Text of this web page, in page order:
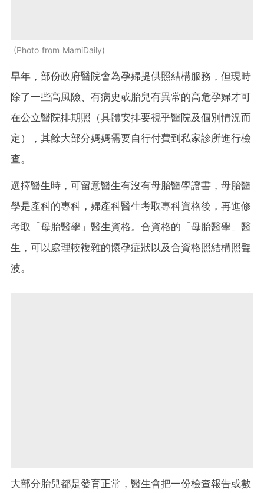
Photo from MamiDaily
早年，部份政府醫院會為孕婦提供照結構服務，但現時
除了一些高風險、有病史或胎兒有異常的高危孕婦才可
在公立醫院排期照（具體安排要視乎醫院及個別情況而
定），其餘大部分媽媽需要自行付費到私家診所進行檢
查。
選擇醫生時，可留意醫生有沒有母胎醫學證書，母胎醫
學是產科的專科，婦產科醫生考取專科資格後，再進修
考取「母胎醫學」醫生資格。合資格的「母胎醫學」醫
生，可以處理較複雜的懷孕症狀以及合資格照結構照聲
波。
大部分胎兒都是發育正常，醫生會把一份檢查報告或數